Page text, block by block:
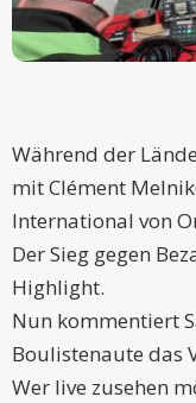
Während der
mit Clément
International von
Der Sieg gegen
Highlight.
Nun kommentiert
Boulistenaute das
Wer live zusehen